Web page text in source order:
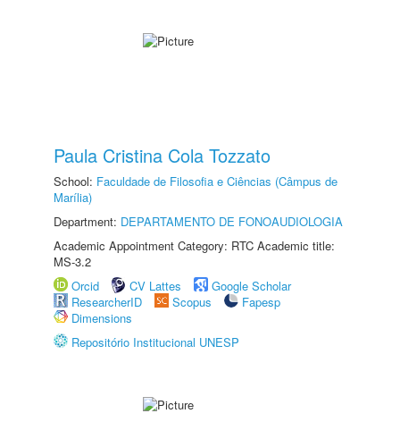
Paula Cristina Cola Tozzato
School: Faculdade de Filosofia e Ciências (Câmpus de
Marília)
Department: DEPARTAMENTO DE FONOAUDIOLOGIA
Academic Appointment Category: RTC Academic title:
MS-3.2
Orcid
CV Lattes
Google Scholar
ResearcherID
Scopus
Fapesp
Dimensions
Repositório Institucional UNESP